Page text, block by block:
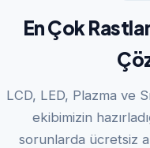
En Çok
LCD, LED, Plazma ve
ekibimizin
sorunlarda ücretsiz